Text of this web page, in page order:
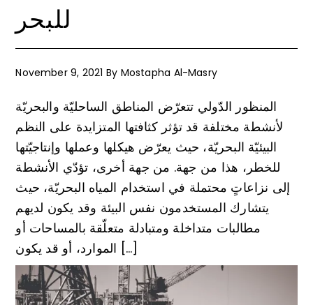
للبحر
November 9, 2021 By Mostapha Al-Masry
المنظور الدّولي تتعرّض المناطق الساحليّة والبحريّة
لأنشطة مختلفة قد تؤثر كثافتها المتزايدة على النظم
البيئيّة البحريّة، حيث يعرّض هيكلها وعملها وإنتاجيّتها
للخطر، هذا من جهة. من جهة أخرى، تؤدّي الأنشطة
إلى نزاعاتٍ محتملة في استخدام المياه البحريّة، حيث
يتشارك المستخدمون نفس البيئة وقد يكون لديهم
مطالبات متداخلة ومتبادلة متعلّقة بالمساحات أو
الموارد، أو قد يكون […]